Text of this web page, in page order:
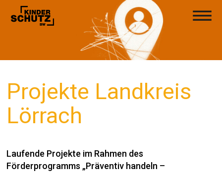
Projekte Landkreis
Lörrach
Laufende Projekte im Rahmen des
Förderprogramms „Präventiv handeln –